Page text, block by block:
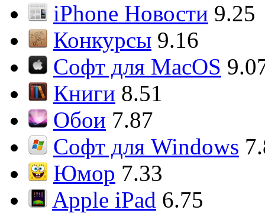
iPhone Новости 9.25
Конкурсы 9.16
Софт для MacOS
Книги 8.51
Обои 7.87
Софт для Windows
Юмор 7.33
Apple iPad 6.75